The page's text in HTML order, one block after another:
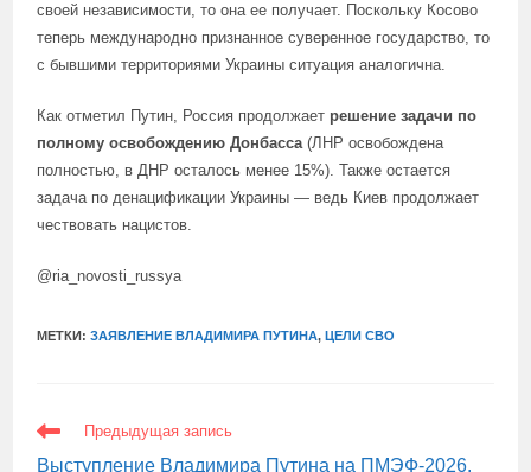
своей независимости, то она ее получает. Поскольку Косово
теперь международно признанное суверенное государство, то
с бывшими территориями Украины ситуация аналогична.
Как отметил Путин, Россия продолжает решение задачи по
полному освобождению Донбасса(ЛНР освобождена
полностью, в ДНР осталось менее 15%). Также остается
задача по денацификации Украины — ведь Киев продолжает
чествовать нацистов.
@ria_novosti_russya
МЕТКИ:ЗАЯВЛЕНИЕ ВЛАДИМИРА ПУТИНА, ЦЕЛИ СВО
ЕЩЕ
СТАТЬИ
Предыдущая запись
Выступление Владимира Путина на ПМЭФ-2026.